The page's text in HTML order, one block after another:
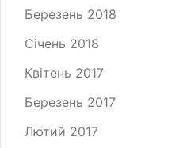
Березень 2018
Січень 2018
Квітень 2017
Березень 2017
Лютий 2017